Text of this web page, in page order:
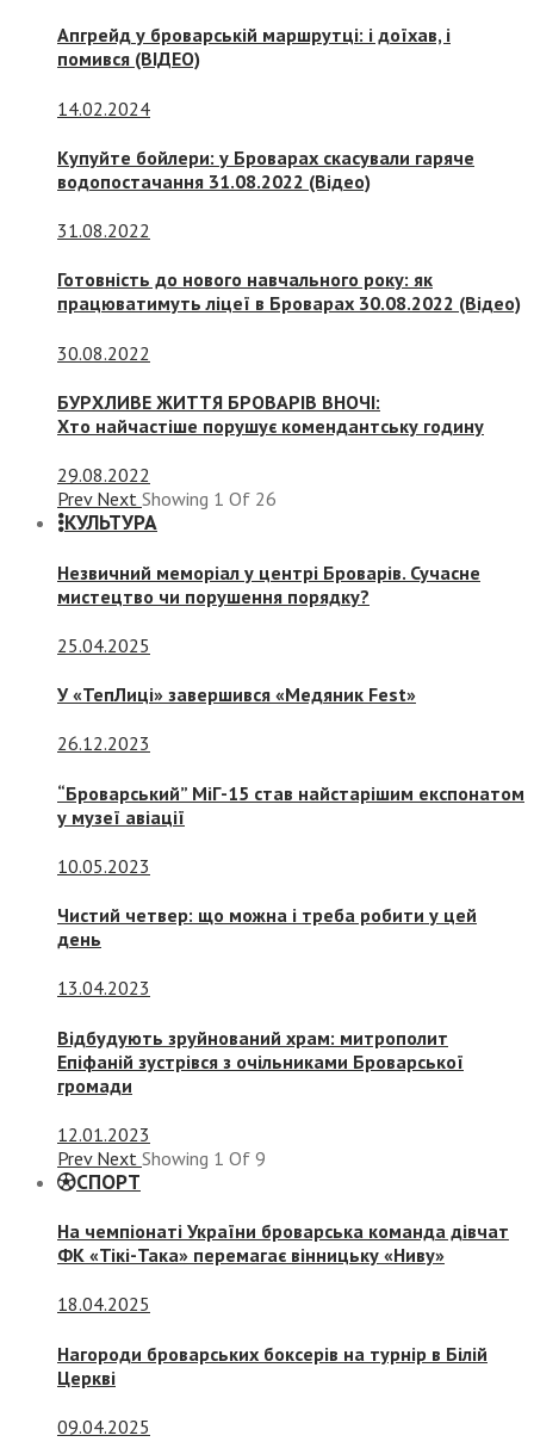
Апгрейд у броварській маршрутці: і доїхав, і
помився (ВІДЕО)
14.02.2024
Купуйте бойлери: у Броварах скасували гаряче
водопостачання 31.08.2022 (Відео)
31.08.2022
Готовність до нового навчального року: як
працюватимуть ліцеї в Броварах 30.08.2022 (Відео)
30.08.2022
БУРХЛИВЕ ЖИТТЯ БРОВАРІВ ВНОЧІ:
Хто найчастіше порушує комендантську годину
29.08.2022
Prev Next Showing 1 Of 26
КУЛЬТУРА
Незвичний меморіал у центрі Броварів. Сучасне
мистецтво чи порушення порядку?
25.04.2025
У «ТепЛиці» завершився «Медяник Fest»
26.12.2023
“Броварський” МіГ-15 став найстарішим експонатом
у музеї авіації
10.05.2023
Чистий четвер: що можна і треба робити у цей
день
13.04.2023
Відбудують зруйнований храм: митрополит
Епіфаній зустрівся з очільниками Броварської
громади
12.01.2023
Prev Next Showing 1 Of 9
СПОРТ
На чемпіонаті України броварська команда дівчат
ФК «Тікі-Така» перемагає вінницьку «Ниву»
18.04.2025
Нагороди броварських боксерів на турнір в Білій
Церкві
09.04.2025